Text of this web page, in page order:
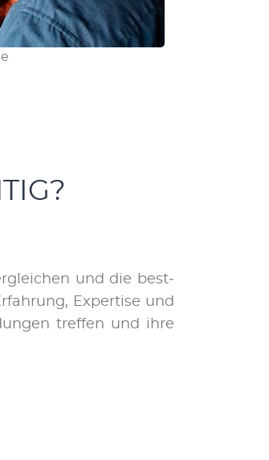
und die best­
Ex­per­ti­se und
tref­fen und ih­re